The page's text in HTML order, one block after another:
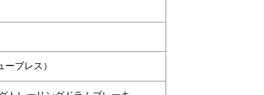
ブレス）